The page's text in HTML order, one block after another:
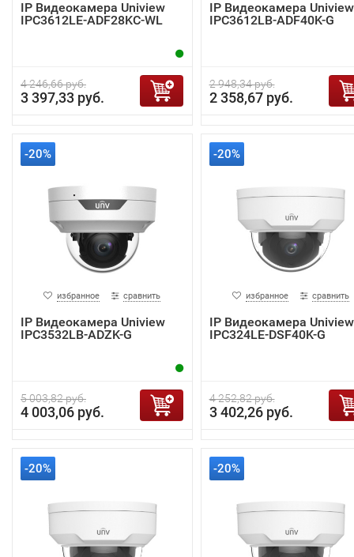
IP Видеокамера Uniview
IPC3612LE-ADF28KC-WL
4 246,66 руб.
3 397,33 руб.
IP Видеокамера Uniview
IPC3612LB-ADF40K-G
2 948,34 руб.
2 358,67 руб.
-20%
избранное сравнить
IP Видеокамера Uniview
IPC3532LB-ADZK-G
5 003,82 руб.
4 003,06 руб.
-20%
избранное сравнить
IP Видеокамера Uniview
IPC324LE-DSF40K-G
4 252,82 руб.
3 402,26 руб.
-20% -20%